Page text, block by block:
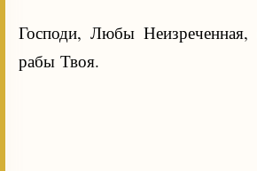
Господи, Любы
рабы Твоя.